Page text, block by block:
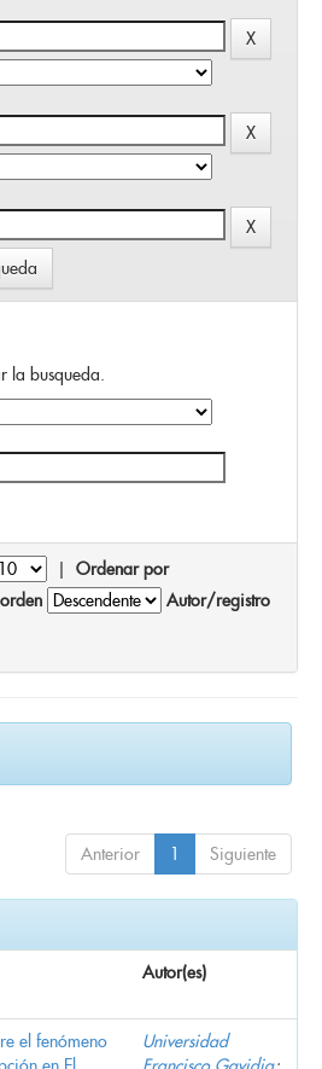
la busqueda.
| Ordenar por
Autor/registro
Anterior 1 Siguiente
Autor(es)
el fenómeno
Universidad